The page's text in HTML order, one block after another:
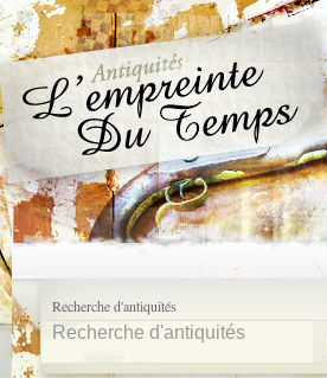
Recherche d'antiquités